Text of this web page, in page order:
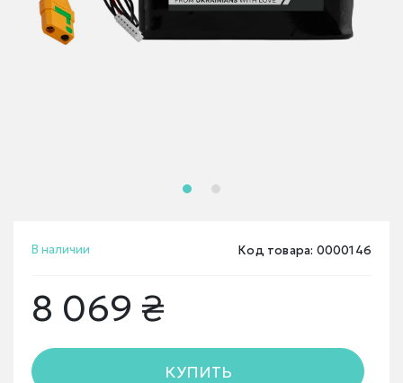
В наличии Код товара: 0000146
8 069 ₴
КУПИТЬ